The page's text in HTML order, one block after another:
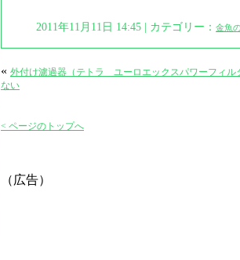
2011年11月11日 14:45 | カテゴリー： 金魚
« 外付け濾過器（テトラ ユーロエックスパワーフィル
ない
< ページのトップへ
（広告）